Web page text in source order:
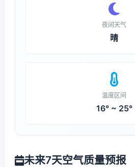
夜间天气
晴
温度区间
16° ~ 25°
未来7天空气质量预报